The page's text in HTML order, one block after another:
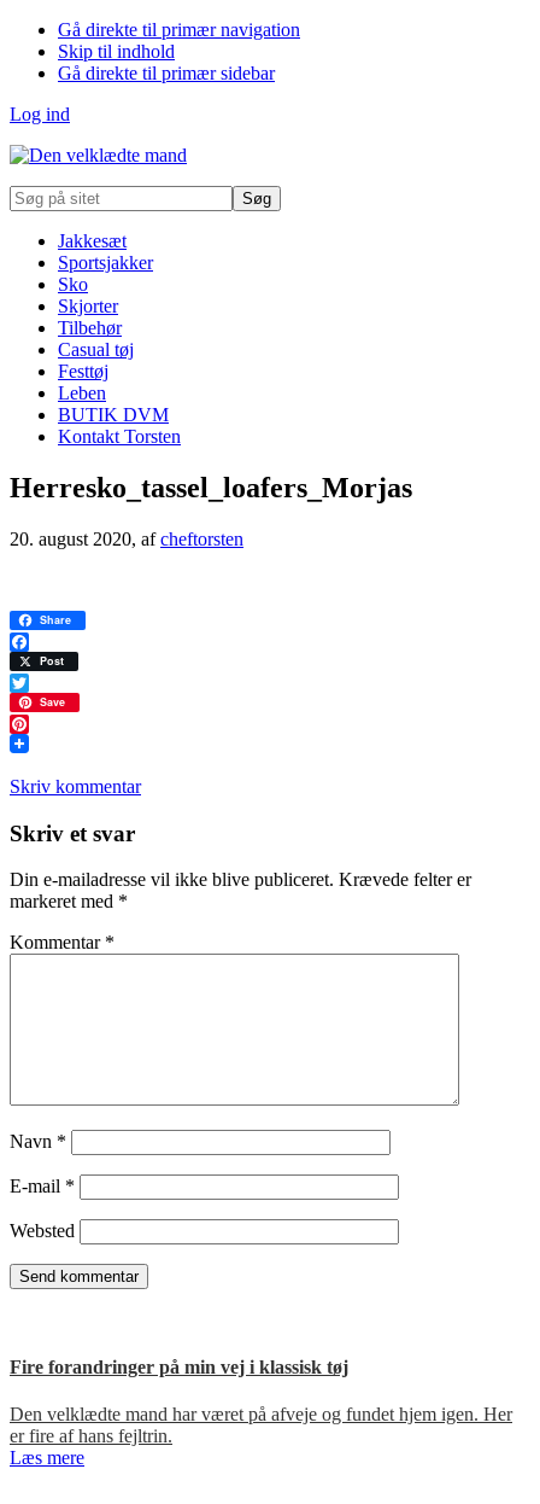
Gå direkte til primær navigation
Skip til indhold
Gå direkte til primær sidebar
Log ind
Søg
på
Jakkesæt
Sportsjakker
Sko
Skjorter
Tilbehør
Casual tøj
Festtøj
Leben
BUTIK DVM
Kontakt Torsten
Herresko_tassel_loafers_Morjas
20. august 2020, afcheftorsten
Share
Facebook
Post
Twitter
Save
Pinterest
Skriv kommentar
Læserinteraktioner
Skriv et svar
Din e-mailadresse vil ikke blive publiceret. Krævede felter er
markeret med *
Kommentar *
Navn *
E-mail *
Websted
Fire forandringer på min vej i klassisk tøj
Den velklædte mand har været på afveje og fundet hjem igen. Her
er fire af hans fejltrin.
Læs mere